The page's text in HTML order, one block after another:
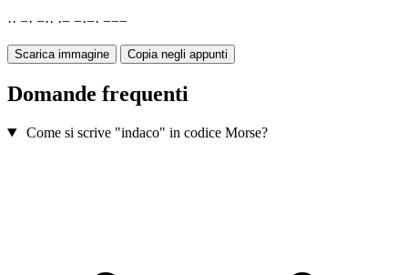
·· −· −·· ·− −·−· −−−
Scarica immagine Copia negli appunti
Domande frequenti
Come si scrive "indaco" in codice Morse?